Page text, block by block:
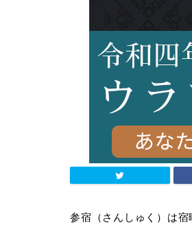
参宿（さんしゅく）は